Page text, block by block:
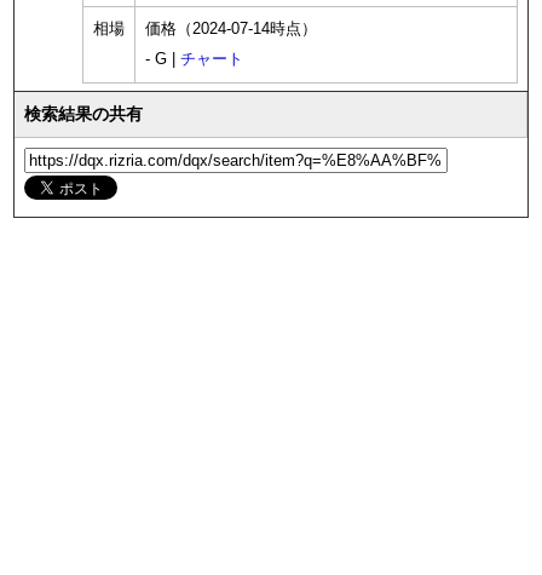
相場
価格（2024-07-14時点）
- G | チャート
検索結果の共有